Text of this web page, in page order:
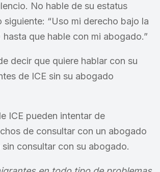
No hable de su estatus
“Uso mi derecho bajo la
que hable con mi abogado.”
decir que quiere hablar con su
de ICE sin su abogado
ICE pueden intentar de
de consultar con un abogado
consultar con su abogado.